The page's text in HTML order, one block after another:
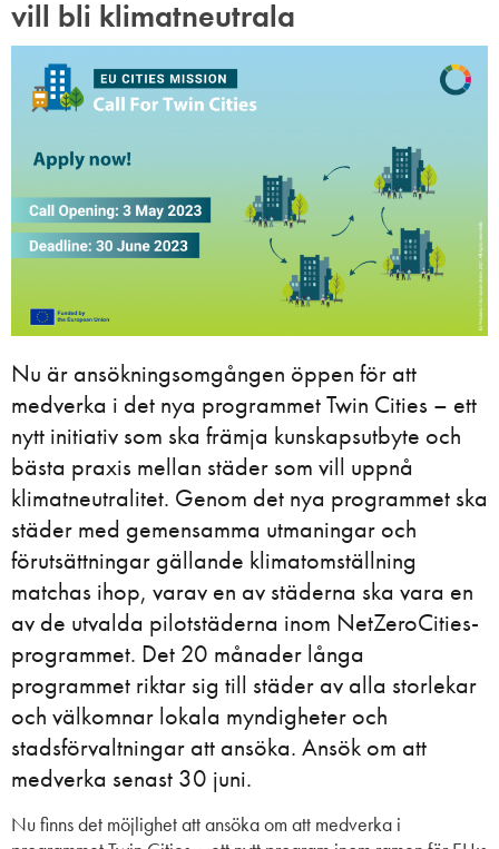
vill bli klimatneutrala
Nu är ansökningsomgången öppen för att
medverka i det nya programmet Twin Cities – ett
nytt initiativ som ska främja kunskapsutbyte och
bästa praxis mellan städer som vill uppnå
klimatneutralitet. Genom det nya programmet ska
städer med gemensamma utmaningar och
förutsättningar gällande klimatomställning
matchas ihop, varav en av städerna ska vara en
av de utvalda pilotstäderna inom NetZeroCities-
programmet. Det 20 månader långa
programmet riktar sig till städer av alla storlekar
och välkomnar lokala myndigheter och
stadsförvaltningar att ansöka. Ansök om att
medverka senast 30 juni.
Nu finns det möjlighet att ansöka om att medverka i